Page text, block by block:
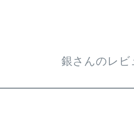
銀さんのレビ